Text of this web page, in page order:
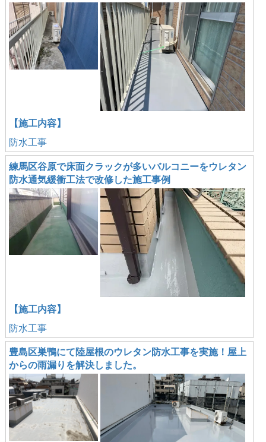
【施工内容】
防水工事
練馬区谷原で床面クラックが多いバルコニーをウレタン
防水通気緩衝工法で改修した施工事例
【施工内容】
防水工事
豊島区巣鴨にて陸屋根のウレタン防水工事を実施！屋上
からの雨漏りを解決しました。